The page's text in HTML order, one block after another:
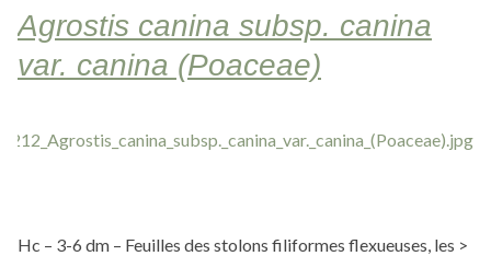
Agrostis canina subsp. canina
var. canina (Poaceae)
Hc – 3-6 dm – Feuilles des stolons filiformes flexueuses, les >